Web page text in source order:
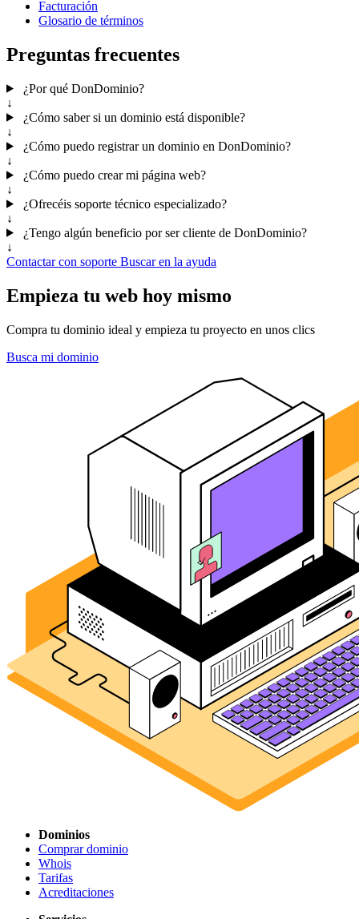
Facturación
Glosario de términos
Preguntas frecuentes
¿Por qué DonDominio?
↓
¿Cómo saber si un dominio está disponible?
↓
¿Cómo puedo registrar un dominio en DonDominio?
↓
¿Cómo puedo crear mi página web?
↓
¿Ofrecéis soporte técnico especializado?
↓
¿Tengo algún beneficio por ser cliente de DonDominio?
↓
Contactar con soporte Buscar en la ayuda
Empieza tu web hoy mismo
Compra tu dominio ideal y empieza tu proyecto en unos clics
Busca mi dominio
Dominios
Comprar dominio
Whois
Tarifas
Acreditaciones